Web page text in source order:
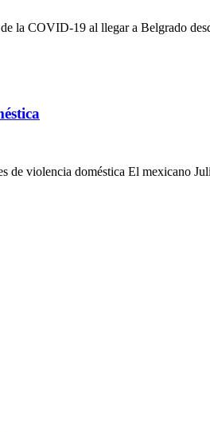
la COVID-19 al llegar a Belgrado
de violencia doméstica El mexicano